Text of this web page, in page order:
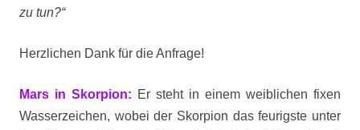
zu tun?“
Herzlichen Dank für die Anfrage!
Mars in Skorpion: Er steht in einem weiblichen fixen
Wasserzeichen, wobei der Skorpion das feurigste unter